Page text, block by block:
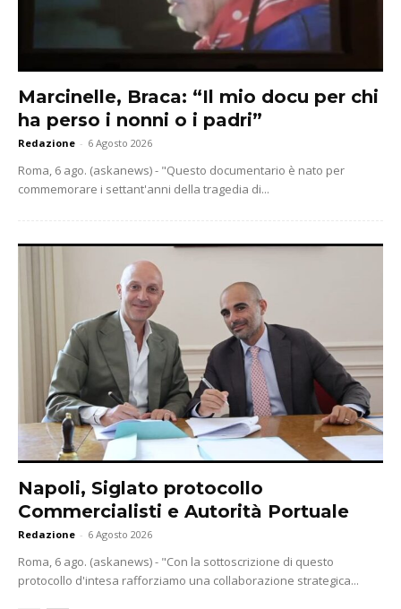
Marcinelle, Braca: “Il mio docu per chi
ha perso i nonni o i padri”
Redazione - 6 Agosto 2026
Roma, 6 ago. (askanews) - "Questo documentario è nato per
commemorare i settant'anni della tragedia di...
Napoli, Siglato protocollo
Commercialisti e Autorità Portuale
Redazione - 6 Agosto 2026
Roma, 6 ago. (askanews) - "Con la sottoscrizione di questo
protocollo d'intesa rafforziamo una collaborazione strategica...